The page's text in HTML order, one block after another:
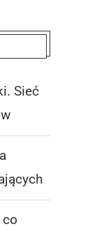
Sieć
co